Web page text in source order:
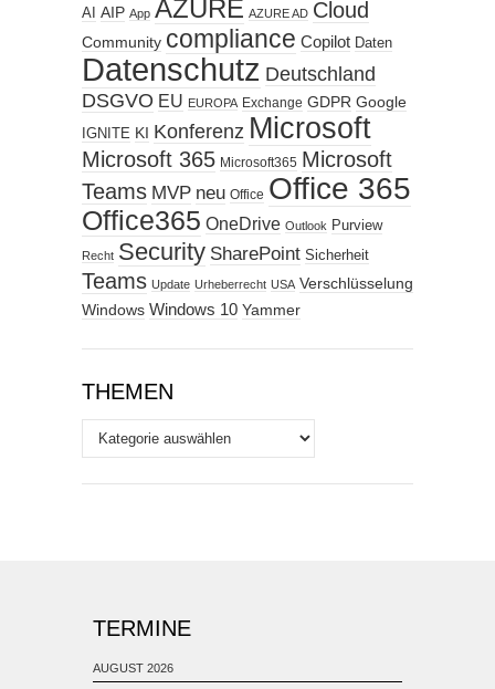
AI AIP App AZURE AZURE AD Cloud
Community compliance Copilot Daten
Datenschutz Deutschland
DSGVO EU EUROPA Exchange GDPR Google
IGNITE KI Konferenz Microsoft
Microsoft 365 Microsoft365 Microsoft
Teams MVP neu Office Office 365
Office365 OneDrive Outlook Purview
Recht Security SharePoint Sicherheit
Teams Update Urheberrecht USA Verschlüsselung
Windows Windows 10 Yammer
THEMEN
Themen
TERMINE
AUGUST 2026